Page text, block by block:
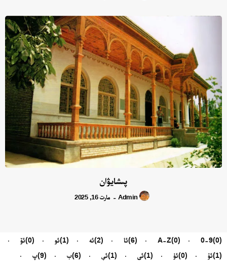
پىشايۋان
Admin
- مارت 16, 2025
0-9 (0)
A-Z (0) ئا (6) ئە (2) ئو (1) ئۆ
(0)
ئۇ
(1) ئۈ (0) ئى (1) ئې (1) ب (6) پ
(9)